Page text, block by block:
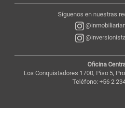
Síguenos en nuestras
Oficina
Los Conquistadores 1700, Piso 5,
Teléfono: +56 2